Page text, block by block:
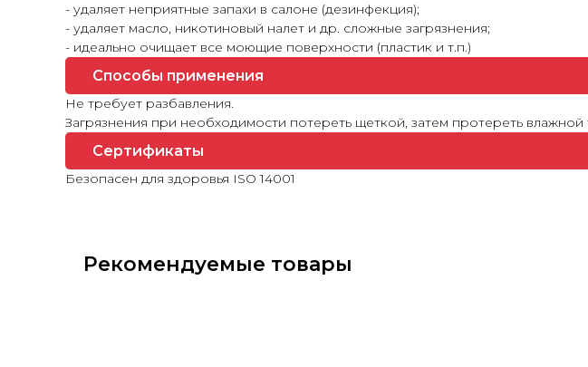
- удаляет неприятные запахи в салоне (дезинфекция);
- удаляет масло, никотиновый налет и др. сложные загрязнения;
- идеально очищает все моющие поверхности (пластик и т.п.)
Способы применения
Не требует разбавления.
Загрязнения при необходимости потереть щеткой, затем протереть
Сертификаты
Безопасен для здоровья ISO 14001
Рекомендуемые товары